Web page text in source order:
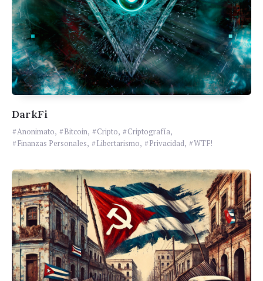
DarkFi
Anonimato, Bitcoin, Cripto, Criptografía,
Finanzas Personales, Libertarismo, Privacidad, WTF!